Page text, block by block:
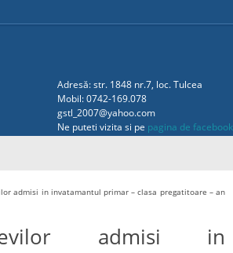
Adresă: str. 1848 nr.7, loc. Tulcea
Mobil: 0742-169.078
gstl_2007@yahoo.com
Ne puteti vizita si pe pagina de facebook
admisi in invatamantul primar – clasa pregatitoare – an
admisi in